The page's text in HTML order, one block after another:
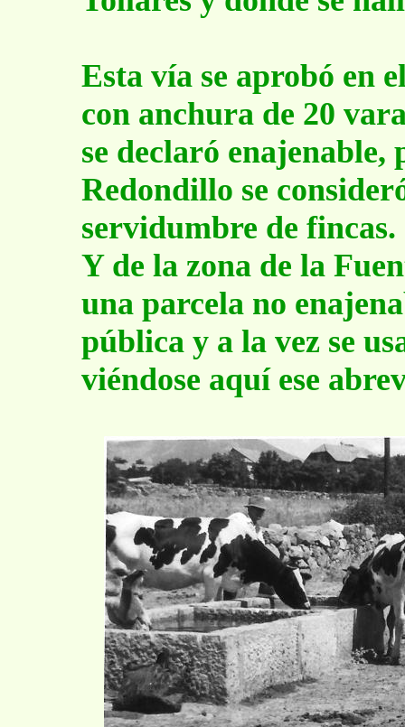
Esta vía se aprobó en
con anchura de 20
se declaró enajenable,
Redondillo se
servidumbre de fincas.
Y de la zona de la
una parcela no
pública y a la vez se
viéndose aquí ese